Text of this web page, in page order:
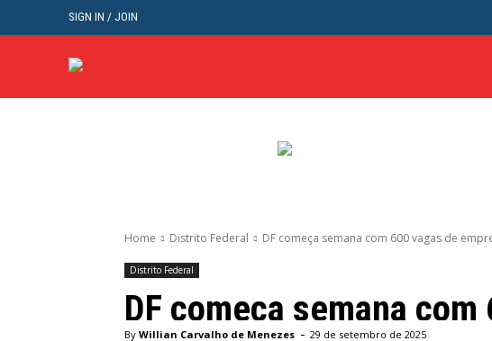
SIGN IN / JOIN
Home Distrito Federal DF começa semana com 600 vagas de
Distrito Federal
DF começa semana
By Willian Carvalho de Menezes - 29 de setembro de 2025